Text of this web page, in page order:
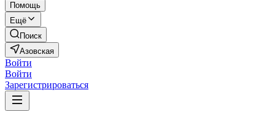
Помощь
Ещё
Поиск
Азовская
Войти
Войти
Зарегистрироваться